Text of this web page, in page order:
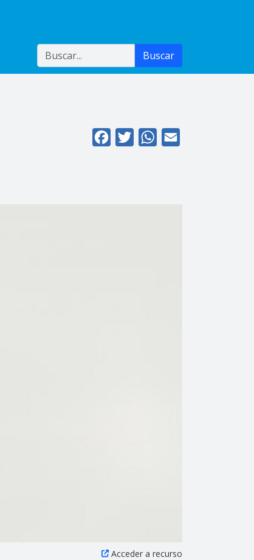
Buscar Buscar
FacebookTwitterWhatsApp
Acceder a recurso